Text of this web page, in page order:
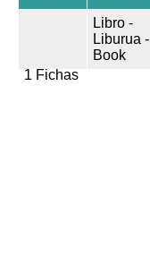
Libro -
Liburua -
Book
1 Fichas